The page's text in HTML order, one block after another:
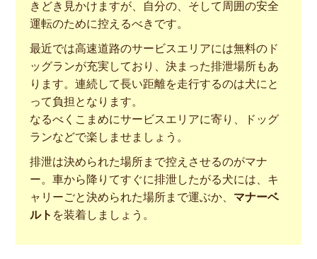
きどき見かけますが、自分の、そして周囲の安全
運転のために控えるべきです。
最近では高速道路のサービスエリアには無料のド
ッグランが充実しており、決まった排泄場所もあ
ります。連続して長い距離を走行するのは犬にと
って負担となります。
なるべくこまめにサービスエリアに寄り、ドッグ
ランなどで楽しませましょう。
排泄は決められた場所まで控えさせるのがマナ
ー。車から降りてすぐに排泄したがる犬には、キ
ャリーごと決められた場所まで運ぶか、 マナーベ
ルト を装着しましょう。